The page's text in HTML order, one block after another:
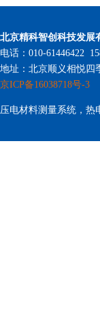
北京精科智创科技发展
电话：010-61446422
地址：北京顺义相悦四
京ICP备16038718号-3
压电材料测量系统，热